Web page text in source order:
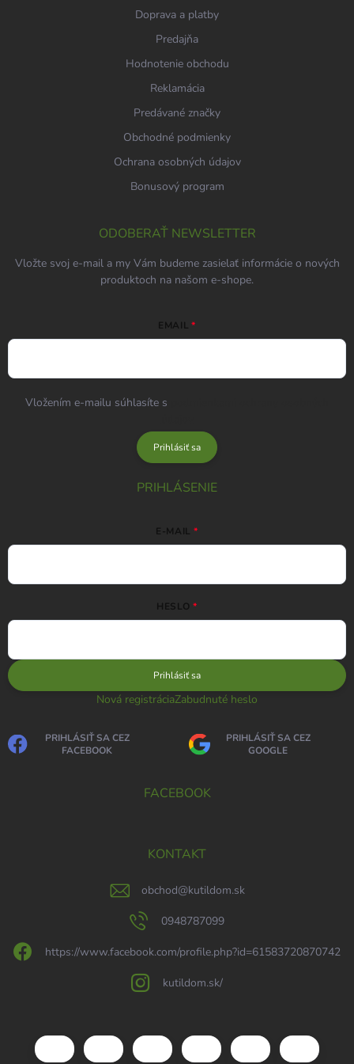
Doprava a platby
Predajňa
Hodnotenie obchodu
Reklamácia
Predávané značky
Obchodné podmienky
Ochrana osobných údajov
Bonusový program
ODOBERAŤ NEWSLETTER
Vložte svoj e-mail a my Vám budeme zasielať informácie o nových
produktoch na našom e-shope.
EMAIL
Vložením e-mailu súhlasíte s
Prihlásiť sa
PRIHLÁSENIE
E-MAIL
HESLO
Prihlásiť sa
Nová registráciaZabudnuté heslo
PRIHLÁSIŤ SA CEZ
FACEBOOK
PRIHLÁSIŤ SA CEZ
GOOGLE
FACEBOOK
KONTAKT
obchod@kutildom.sk
0948787099
https://www.facebook.com/profile.php?id=61583720870742
kutildom.sk/